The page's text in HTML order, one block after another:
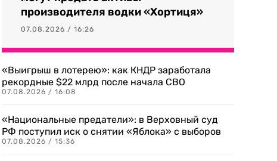
производителя водки «Хортиця»
07.08.2026 / 16:26
«Выигрыш в лотерею»: как КНДР заработала
рекордные $22 млрд после начала СВО
07.08.2026 / 16:08
«Национальные предатели»: в Верховный суд
РФ поступил иск о снятии «Яблока» с выборов
07.08.2026 / 15:36